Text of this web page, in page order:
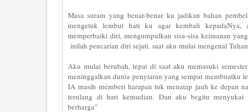
Masa suram yang benar-benar ku jadikan bahan
mengetuk lembut hati ku agar kembali
memperbaiki diri, mengumpulkan sisa-sisa keimanan
inilah pencarian diri sejati, saat aku mulai mengenal
Aku mulai berubah, tepat di saat aku memasuki
meninggalkan dunia penyiaran yang sempat membuatku
IA masih memberi harapan tuk menatap jauh ke depan
terulang di hari kemudian. Dan aku begitu menyukai
berharga”